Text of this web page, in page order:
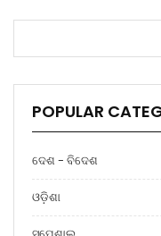
POPULAR
ଦେଶ - ବିଦେଶ
ଓଡ଼ିଶା